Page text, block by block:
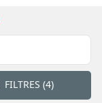
FILTRES(4)